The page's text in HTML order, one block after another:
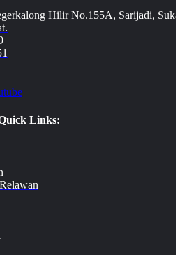
Hilir No.155A, Sarijadi,
Links: